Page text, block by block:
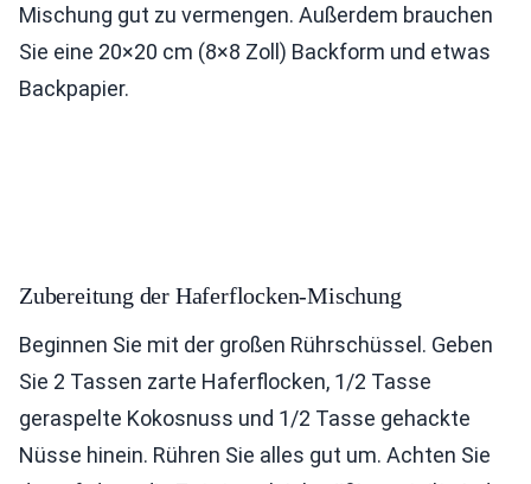
Mischung gut zu vermengen. Außerdem brauchen
Sie eine 20×20 cm (8×8 Zoll) Backform und etwas
Backpapier.
Zubereitung der Haferflocken-Mischung
Beginnen Sie mit der großen Rührschüssel. Geben
Sie 2 Tassen zarte Haferflocken, 1/2 Tasse
geraspelte Kokosnuss und 1/2 Tasse gehackte
Nüsse hinein. Rühren Sie alles gut um. Achten Sie